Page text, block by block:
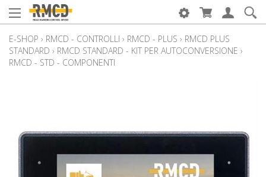
E-SHOP › RMCD - CONTROLLI › RMCD - PLUS › RMCD PLUS
STANDARD › RMCD STANDARD - KIT PER AUTOCONVERSIONE ›
RMCD - STD - COMPONENTI